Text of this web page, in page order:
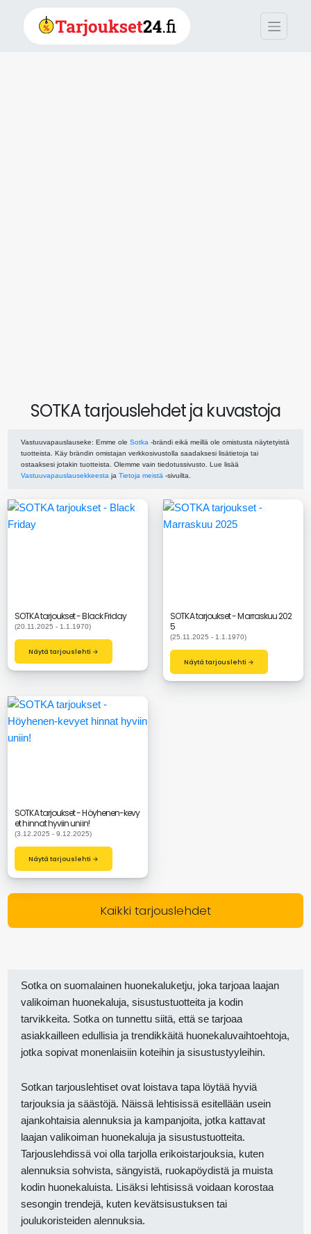
SOTKA tarjouslehdet ja kuvastoja
Vastuuvapauslauseke: Emme ole Sotka -brändi eikä meillä ole omistusta näytetyistä
tuotteista. Käy brändin omistajan verkkosivustolla saadaksesi lisätietoja tai
ostaaksesi jotakin tuotteista. Olemme vain tiedotussivusto. Lue lisää
Vastuuvapauslausekkeesta ja Tietoja meistä -sivuilta.
SOTKA tarjoukset - Black Friday
(20.11.2025 - 1.1.1970)
Näytä tarjouslehti →
SOTKA tarjoukset - Marraskuu 202
5
(25.11.2025 - 1.1.1970)
Näytä tarjouslehti →
SOTKA tarjoukset - Höyhenen-kevy
et hinnat hyviin uniin!
(3.12.2025 - 9.12.2025)
Näytä tarjouslehti →
Kaikki tarjouslehdet
Sotka on suomalainen huonekaluketju, joka tarjoaa laajan
valikoiman huonekaluja, sisustustuotteita ja kodin
tarvikkeita. Sotka on tunnettu siitä, että se tarjoaa
asiakkailleen edullisia ja trendikkäitä huonekaluvaihtoehtoja,
jotka sopivat monenlaisiin koteihin ja sisustustyyleihin.
Sotkan tarjouslehtiset ovat loistava tapa löytää hyviä
tarjouksia ja säästöjä. Näissä lehtisissä esitellään usein
ajankohtaisia alennuksia ja kampanjoita, jotka kattavat
laajan valikoiman huonekaluja ja sisustustuotteita.
Tarjouslehdissä voi olla tarjolla erikoistarjouksia, kuten
alennuksia sohvista, sängyistä, ruokapöydistä ja muista
kodin huonekaluista. Lisäksi lehtisissä voidaan korostaa
sesongin trendejä, kuten kevätsisustuksen tai
joulukoristeiden alennuksia.